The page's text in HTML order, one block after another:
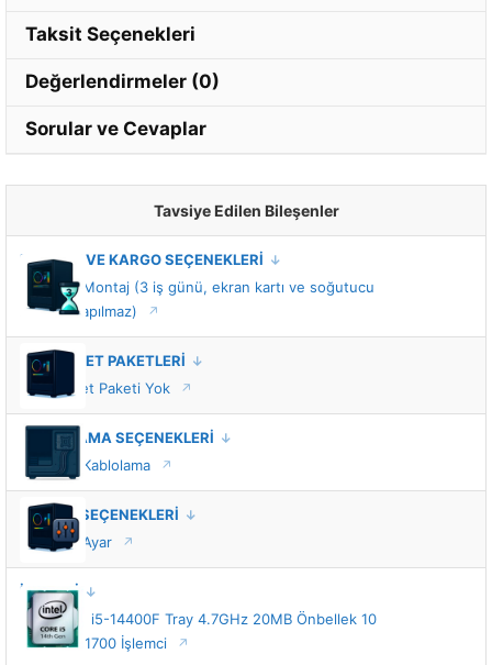
Taksit Seçenekleri
Değerlendirmeler (0)
Sorular ve Cevaplar
Tavsiye Edilen Bileşenler
MONTAJ VE KARGO SEÇENEKLERİ
Standart Montaj (3 iş günü, ekran kartı ve soğutucu
montajı yapılmaz)
VIP HİZMET PAKETLERİ
VIP Hizmet Paketi Yok
KABLOLAMA SEÇENEKLERİ
Standart Kablolama
TUNING SEÇENEKLERİ
Standart Ayar
İŞLEMCİ
Intel Core i5-14400F Tray 4.7GHz 20MB Önbellek 10
Çekirdek 1700 İşlemci